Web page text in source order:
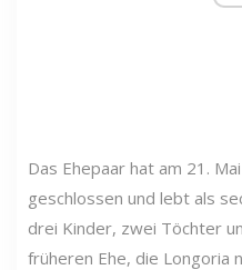
Das Ehepaar hat am 21.
geschlossen und lebt als
drei Kinder, zwei Töchter
früheren Ehe, die Longoria